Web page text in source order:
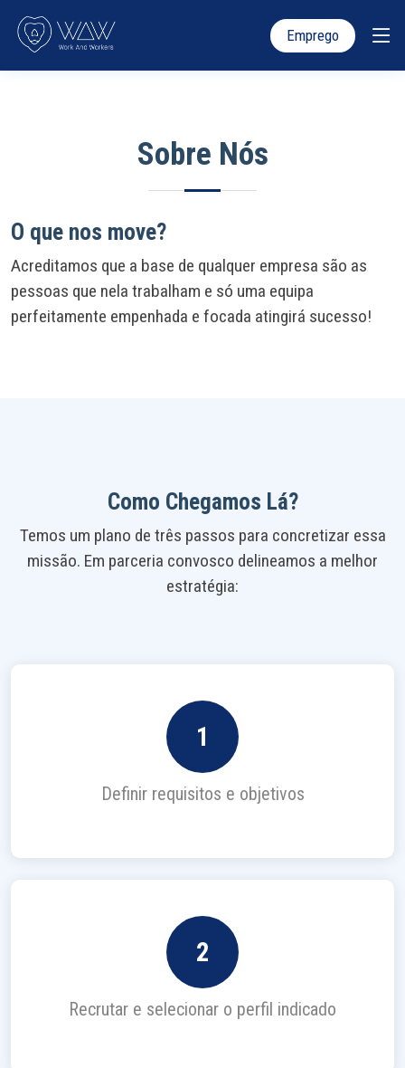
Emprego
Sobre Nós
O que nos move?
Acreditamos que a base de qualquer empresa são as
pessoas que nela trabalham e só uma equipa
perfeitamente empenhada e focada atingirá sucesso!
Como Chegamos Lá?
Temos um plano de três passos para concretizar essa
missão. Em parceria convosco delineamos a melhor
estratégia:
1
Definir requisitos e objetivos
2
Recrutar e selecionar o perfil indicado